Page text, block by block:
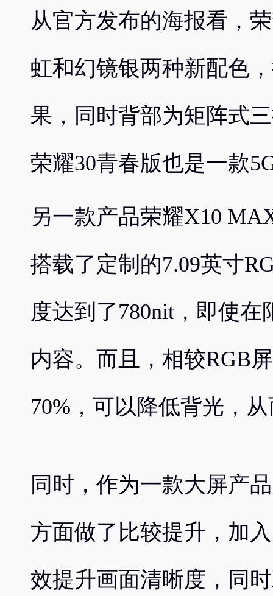
从官方发布的海报看，
虹和幻镜银两种新配色
果，同时背部为矩阵式
荣耀30青春版也是一款
另一款产品荣耀X10
搭载了定制的7.09英寸
度达到了780nit，即使
内容。而且，相较RGB
70%，可以降低背光，
同时，作为一款大屏产
方面做了比较提升，加
效提升画面清晰度，同